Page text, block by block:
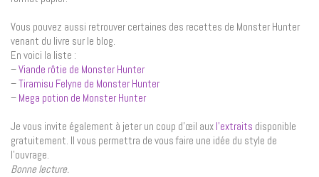
Vous pouvez aussi retrouver certaines des recettes de Monster Hunter
venant du livre sur le blog.
En voici la liste :
–Viande rôtie de Monster Hunter
–Tiramisu Felyne de Monster Hunter
– Mega potion de Monster Hunter
Je vous invite également à jeter un coup d’œil aux l’extraits disponible
gratuitement. Il vous permettra de vous faire une idée du style de
l’ouvrage.
Bonne lecture.